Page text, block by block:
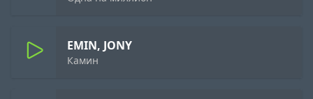
EMIN, JONY
Камин